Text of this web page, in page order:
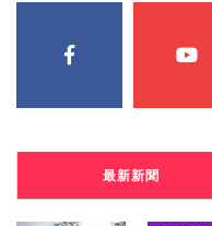
最新新聞